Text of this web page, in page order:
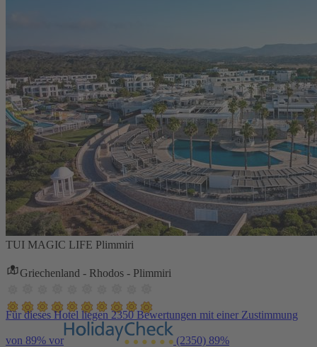
TUI MAGIC LIFE Plimmiri
Griechenland - Rhodos - Plimmiri
Für dieses Hotel liegen 2350 Bewertungen mit einer Zustimmung
von 89% vor (2350) 89%